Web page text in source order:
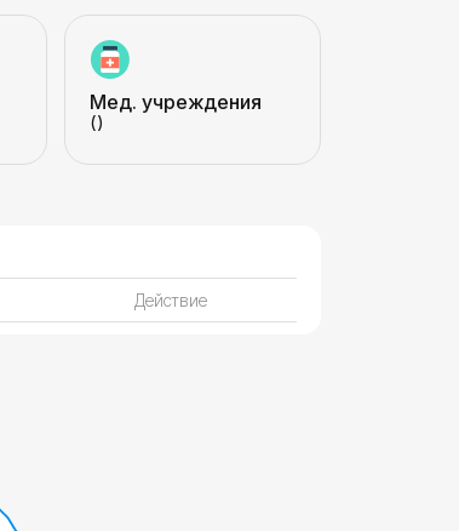
Мед. учреждения
()
Действие